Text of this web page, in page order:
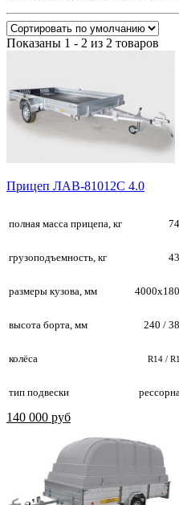
Показаны 1 - 2 из 2 товаров
Прицеп ЛАВ-81012С 4.0
полная масса прицепа, кг
грузоподъемность, кг
размеры кузова, мм
высота борта, мм 240 /
колёса R14 /
тип подвески
140 000 руб